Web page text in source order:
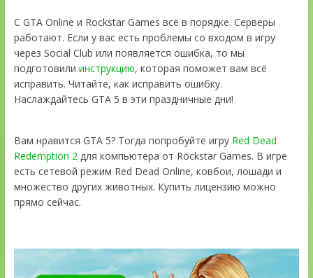
С GTA Online и Rockstar Games всё в порядке. Серверы
работают. Если у вас есть проблемы со входом в игру
через Social Club или появляется ошибка, то мы
подготовили инструкцию, которая поможет вам всё
исправить. Читайте, как исправить ошибку.
Наслаждайтесь GTA 5 в эти праздничные дни!
Вам нравится GTA 5? Тогда попробуйте игру Red Dead
Redemption 2для компьютера от Rockstar Games. В игре
есть сетевой режим Red Dead Online, ковбои, лошади и
множество других животных. Купить лицензию можно
прямо сейчас.